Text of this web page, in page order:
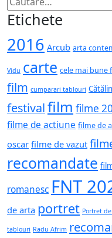
după:
Etichete
2016 Arcub arta
Vidu carte cele mai bune
film cumparari tablouri
festivalfilm filme
filme de actiune filme de
oscar filme de vazut
recomandate
romanesc FNT
de arta portret Portret
tablouri Radu Afrim